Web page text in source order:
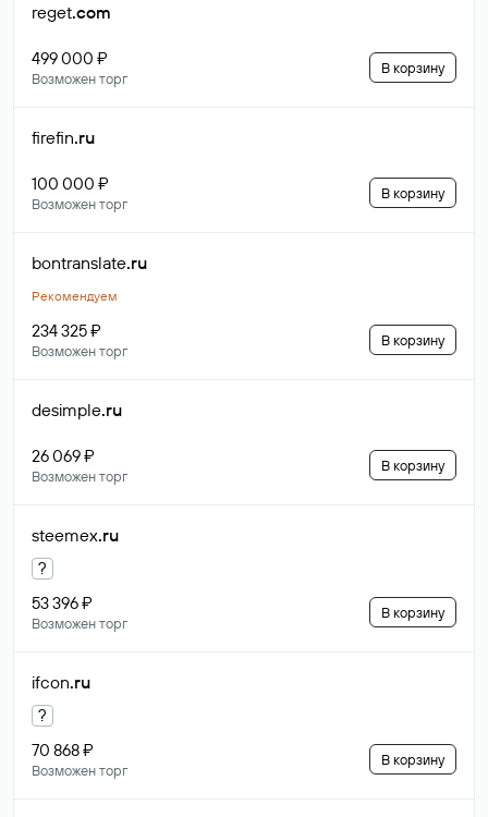
reget.com
499 000 ₽
Возможен торг
В корзину
firefin.ru
100 000 ₽
Возможен торг
В корзину
bontranslate.ru
Рекомендуем
234 325 ₽
Возможен торг
В корзину
desimple.ru
26 069 ₽
Возможен торг
В корзину
steemex.ru
?
53 396 ₽
Возможен торг
В корзину
ifcon.ru
?
70 868 ₽
Возможен торг
В корзину